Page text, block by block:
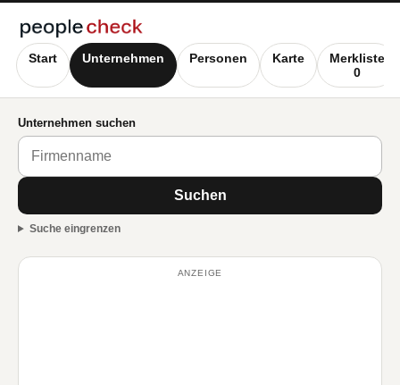
Start Unternehmen Personen Karte
Merkliste
0
Unternehmen suchen
Suchen
Suche eingrenzen
ANZEIGE